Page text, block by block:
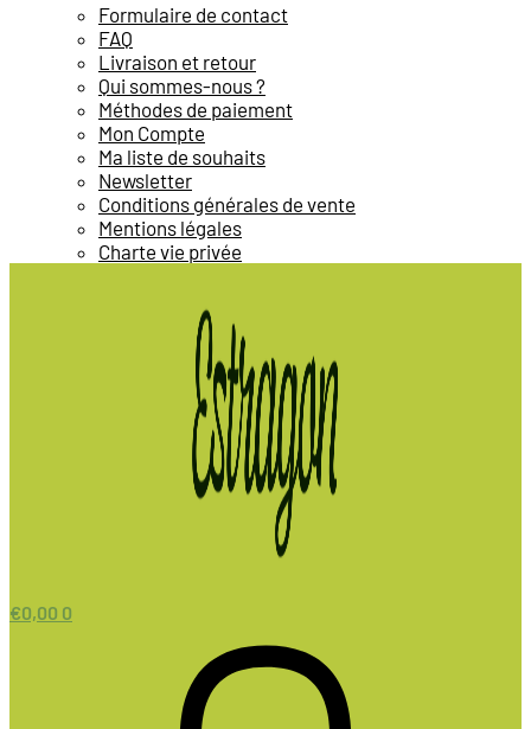
Formulaire de contact
FAQ
Livraison et retour
Qui sommes-nous ?
Méthodes de paiement
Mon Compte
Ma liste de souhaits
Newsletter
Conditions générales de vente
Mentions légales
Charte vie privée
€0,00 0